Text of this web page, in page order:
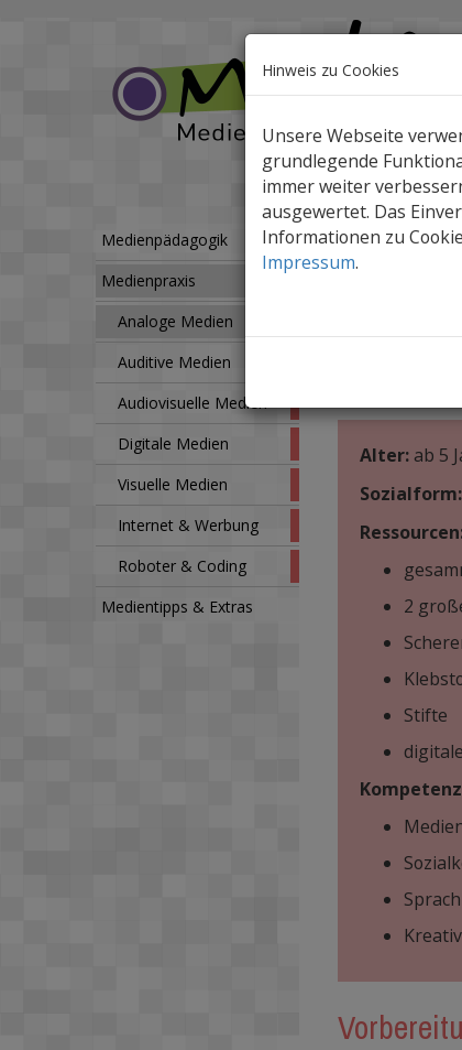
Medienpädagogik
Medienpraxis
Analoge Medien
Auditive Medien
Audiovisuelle Medien
Digitale Medien
Visuelle Medien
Internet & Werbung
Roboter & Coding
Medientipps & Extras
Medienpraxis
Wir nutzen
Alter: ab 5
Sozialform:
2
Stifte
Hinweis zu Cookies
Unsere Webseite
grundlegende
immer weiter
ausgewertet. Das
Informationen zu
Impressum.